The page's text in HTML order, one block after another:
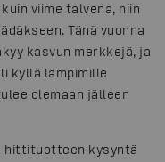
viime talvena, niin
Tänä vuonna
kasvun merkkejä, ja
kyllä lämpimille
olemaan jälleen
hittituotteen kysyntä